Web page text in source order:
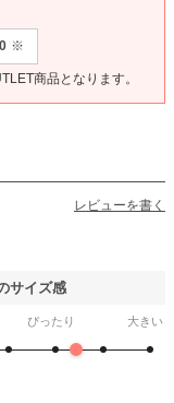
※
商品となります。
レビューを書く
サイズ感
ぴったり 大きい